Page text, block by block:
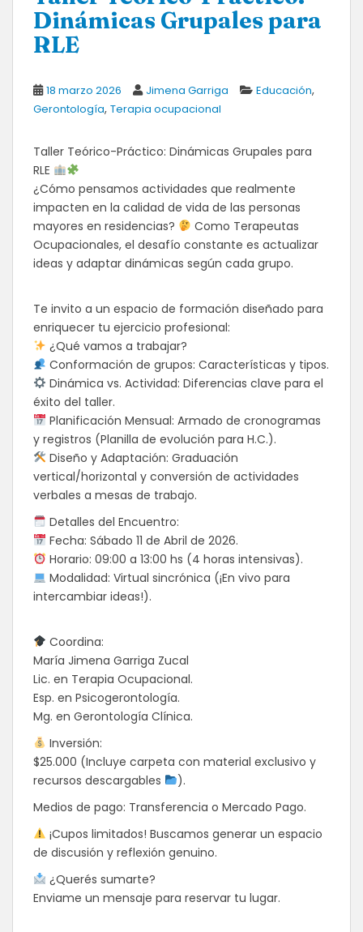
Dinámicas Grupales para
RLE
18 marzo 2026 Jimena Garriga Educación,
Gerontología, Terapia ocupacional
​Taller Teórico-Práctico: Dinámicas Grupales para
RLE
​¿Cómo pensamos actividades que realmente
impacten en la calidad de vida de las personas
mayores en residencias?
Como Terapeutas
Ocupacionales, el desafío constante es actualizar
ideas y adaptar dinámicas según cada grupo.
​Te invito a un espacio de formación diseñado para
enriquecer tu ejercicio profesional:
¿Qué vamos a trabajar?
Conformación de grupos: Características y tipos.
Dinámica vs. Actividad: Diferencias clave para el
éxito del taller.
Planificación Mensual: Armado de cronogramas
y registros (Planilla de evolución para H.C.).
Diseño y Adaptación: Graduación
vertical/horizontal y conversión de actividades
verbales a mesas de trabajo.
Detalles del Encuentro:
Fecha: Sábado 11 de Abril de 2026.
Horario: 09:00 a 13:00 hs (4 horas intensivas).
Modalidad: Virtual sincrónica (¡En vivo para
intercambiar ideas!).
Coordina:
María Jimena Garriga Zucal
​Lic. en Terapia Ocupacional.
​Esp. en Psicogerontología.
​Mg. en Gerontología Clínica.
Inversión:
$25.000 (Incluye carpeta con material exclusivo y
recursos descargables
).
Medios de pago: Transferencia o Mercado Pago.
¡Cupos limitados! Buscamos generar un espacio
de discusión y reflexión genuino.
¿Querés sumarte?
Enviame un mensaje para reservar tu lugar.